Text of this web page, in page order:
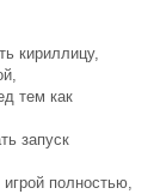
кириллицу,
тем как
запуск
полностью,